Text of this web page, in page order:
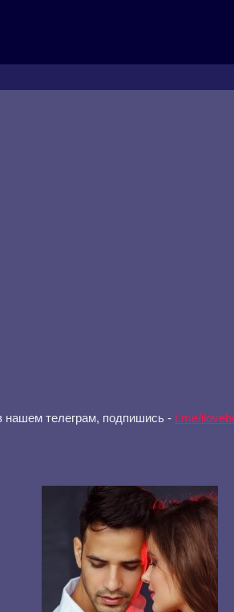
нашем телеграм, подпишись - t.me/